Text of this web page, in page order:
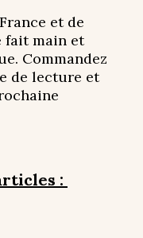
et de
main et
Commandez
de lecture et
: